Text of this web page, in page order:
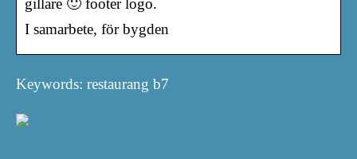
gillare 🙂 footer logo.
I samarbete, för bygden
Keywords: restaurang b7